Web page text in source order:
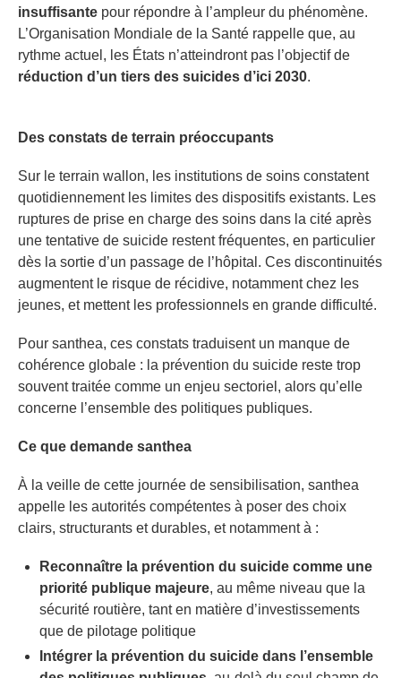
insuffisante pour répondre à l’ampleur du phénomène.
L’Organisation Mondiale de la Santé rappelle que, au
rythme actuel, les États n’atteindront pas l’objectif de
réduction d’un tiers des suicides d’ici 2030.
Des constats de terrain préoccupants
Sur le terrain wallon, les institutions de soins constatent
quotidiennement les limites des dispositifs existants. Les
ruptures de prise en charge des soins dans la cité après
une tentative de suicide restent fréquentes, en particulier
dès la sortie d’un passage de l’hôpital. Ces discontinuités
augmentent le risque de récidive, notamment chez les
jeunes, et mettent les professionnels en grande difficulté.
Pour santhea, ces constats traduisent un manque de
cohérence globale : la prévention du suicide reste trop
souvent traitée comme un enjeu sectoriel, alors qu’elle
concerne l’ensemble des politiques publiques.
Ce que demande santhea
À la veille de cette journée de sensibilisation, santhea
appelle les autorités compétentes à poser des choix
clairs, structurants et durables, et notamment à :
Reconnaître la prévention du suicide comme une
priorité publique majeure, au même niveau que la
sécurité routière, tant en matière d’investissements
que de pilotage politique
Intégrer la prévention du suicide dans l’ensemble